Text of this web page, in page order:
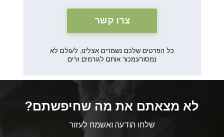
כל הפרטים שלכם נשמרים אצלינו, לעולם לא
נמסור/נמכור אותם לגורמים זרים
לא מצאתם את מה שחיפשתם?
שלחו הודעה ואשמח לעזור